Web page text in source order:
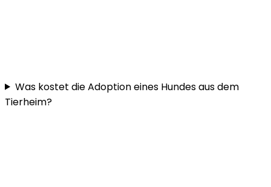
Was kostet die Adoption eines Hundes aus dem
Tierheim?